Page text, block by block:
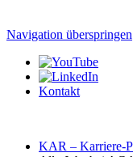
Navigation überspringen
Kontakt
KAR – Karriere-